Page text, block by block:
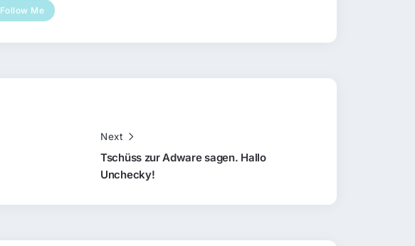
Follow Me
Next
Tschüss zur Adware sagen. Hallo
Unchecky!